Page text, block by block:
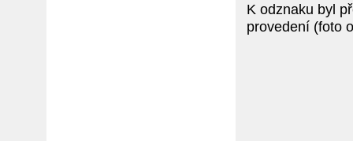
K odznaku byl
provedení (foto